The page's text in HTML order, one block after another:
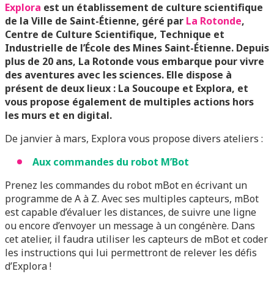
Explora est un établissement de culture scientifique
de la Ville de Saint-Étienne, géré par La Rotonde,
Centre de Culture Scientifique, Technique et
Industrielle de l’École des Mines Saint-Étienne. Depuis
plus de 20 ans, La Rotonde vous embarque pour vivre
des aventures avec les sciences. Elle dispose à
présent de deux lieux : La Soucoupe et Explora, et
vous propose également de multiples actions hors
les murs et en digital.
De janvier à mars, Explora vous propose divers ateliers :
Aux commandes du robot M’Bot
Prenez les commandes du robot mBot en écrivant un
programme de A à Z. Avec ses multiples capteurs, mBot
est capable d’évaluer les distances, de suivre une ligne
ou encore d’envoyer un message à un congénère. Dans
cet atelier, il faudra utiliser les capteurs de mBot et coder
les instructions qui lui permettront de relever les défis
d’Explora !